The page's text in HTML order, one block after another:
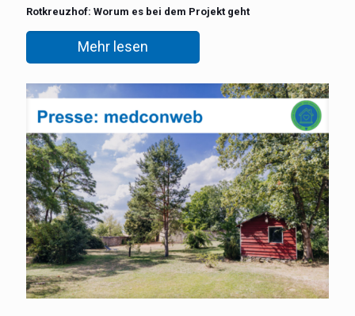
Rotkreuzhof: Worum es bei dem Projekt geht
Mehr lesen